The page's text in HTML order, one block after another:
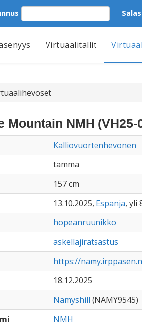
Virtuaalitallit
Mountain NMH (VH25-
Kalliovuortenhevonen
tamma
157 cm
13.10.2025, Espanja, yli
hopeanruunikko
askellajiratsastus
https://
18.12.2025
Namyshill (NAMY9545)
NMH